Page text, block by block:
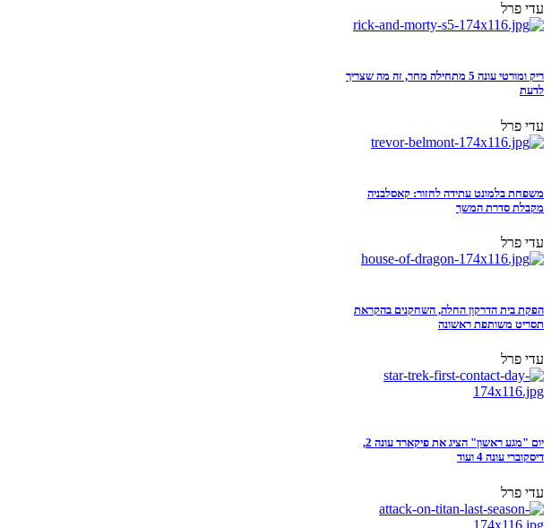
עדי פרל
ריק ומורטי עונה 5 מתחילה מחר, זה מה שצריך
לדעת
עדי פרל
משפחת בלמונט עתידה לחזור: קאסלבניה
מקבלת סדרת המשך
עדי פרל
הפקת בית הדרקון החלה, השחקנים בהקראת
תסריט משותפת ראשונה
עדי פרל
יום "מגע ראשון" הציג את פיקארד עונה 2,
דיסקוברי עונה 4 ועוד
עדי פרל